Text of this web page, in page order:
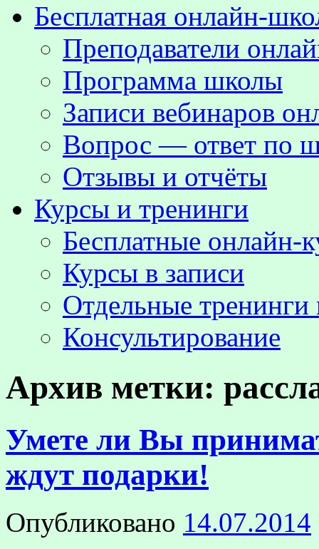
Бесплатная онлайн-
Преподаватели
Программа школы
Записи вебинаров
Вопрос — ответ по
Отзывы и отчёты
Курсы и тренинги
Бесплатные онлайн-
Курсы в записи
Отдельные тренинги
Консультирование
Архив метки:
Умете ли Вы
ждут подарки!
Опубликовано 14.07.2014